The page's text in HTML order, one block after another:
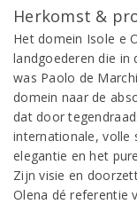
Herkomst &
Het domein Isole e
landgoederen die in
was Paolo de
domein naar de
dat door
internationale, volle
elegantie en het
Zijn visie en
Olena dé referentie